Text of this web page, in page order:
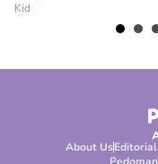
Kid
About UsEditorial